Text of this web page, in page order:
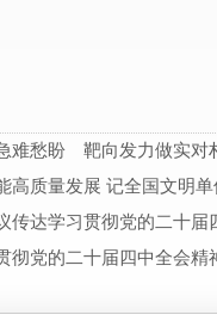
难愁盼 靶向发力做实对
高质量发展 记全国文明
传达学习贯彻党的二十届
彻党的二十届四中全会精